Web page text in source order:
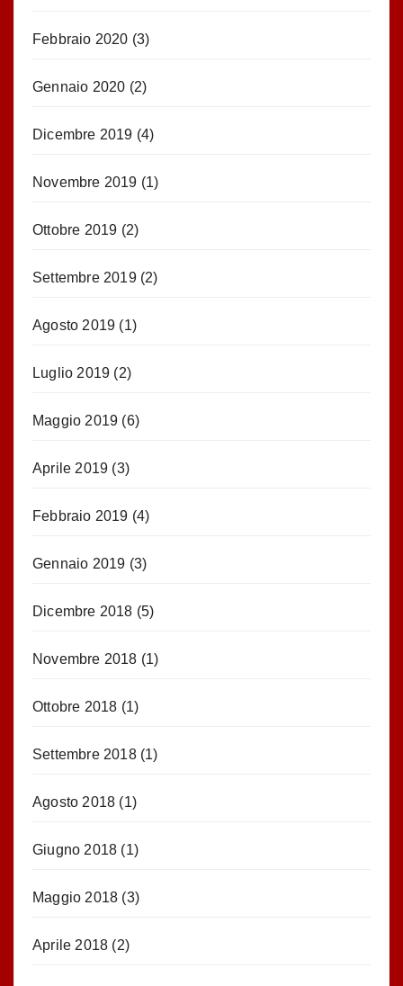
Febbraio 2020 (3)
Gennaio 2020 (2)
Dicembre 2019 (4)
Novembre 2019 (1)
Ottobre 2019 (2)
Settembre 2019(2)
Agosto 2019 (1)
Luglio 2019 (2)
Maggio 2019 (6)
Aprile 2019 (3)
Febbraio 2019 (4)
Gennaio 2019 (3)
Dicembre 2018 (5)
Novembre 2018 (1)
Ottobre 2018 (1)
Settembre 2018(1)
Agosto 2018 (1)
Giugno 2018 (1)
Maggio 2018 (3)
Aprile 2018 (2)